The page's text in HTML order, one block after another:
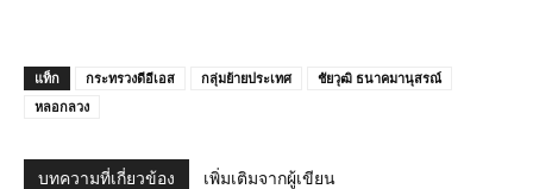
แท็ก กระทรวงดีอีเอส กลุ่มย้ายประเทศ
ชัยวุฒิ ธนาคมานุสรณ์
หลอกลวง
บทความที่เกี่ยวข้อง เพิ่มเติมจากผู้เขียน